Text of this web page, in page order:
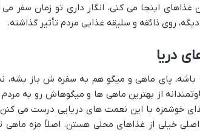
اینجا می کنی، انگار داری تو زمان سفر
روی ذائقه و سلیقه غذایی مردم تأثیر گذاشته.
دریا
باشه، پای ماهی و میگو هم به سفره ش باز بشه،
از بهترین ماهی ها و میگوهاش رو به
خوشمزه با این نعمت های دریایی درست می
اصلی خیلی از غذاهای محلی هستن. اصلاً مزه ماهی